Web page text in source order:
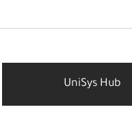
UniSys Hub